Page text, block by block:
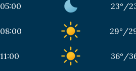
05:00 23° /
08:00 29° /
11:00 36° /